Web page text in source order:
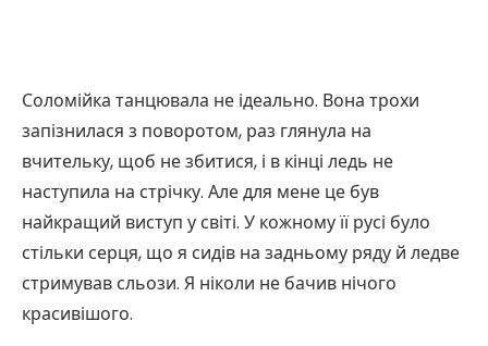
Соломійка танцювала не ідеально. Вона трохи
запізнилася з поворотом, раз глянула на
вчительку, щоб не збитися, і в кінці ледь не
наступила на стрічку. Але для мене це був
найкращий виступ у світі. У кожному її русі було
стільки серця, що я сидів на задньому ряду й ледве
стримував сльози. Я ніколи не бачив нічого
красивішого.